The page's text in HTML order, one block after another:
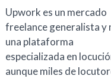
Upwork es un mercado
freelance generalista y
una plataforma
especializada en
aunque miles de